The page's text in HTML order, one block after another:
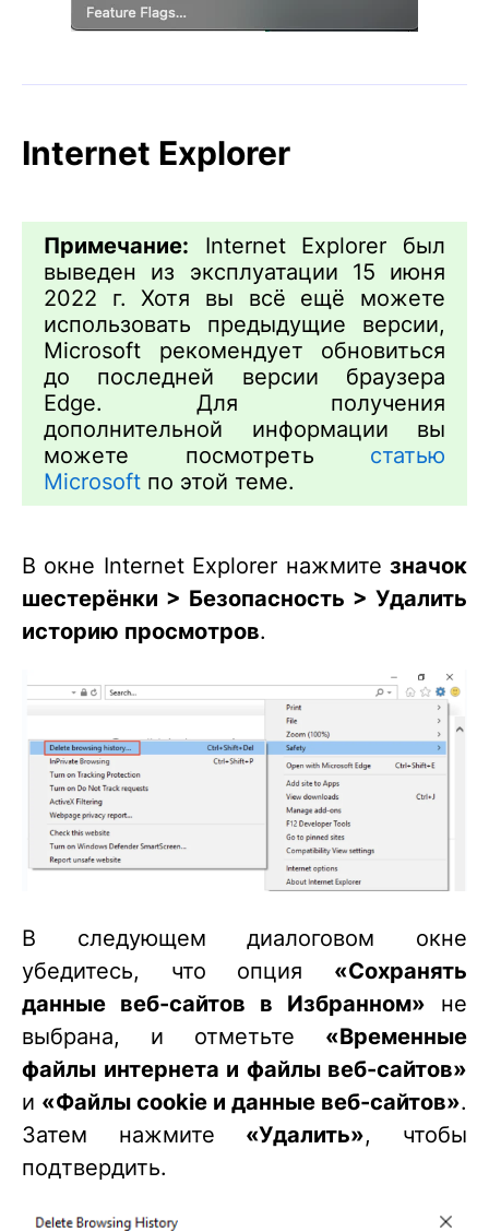
Internet Explorer
Примечание: Internet Explorer был
выведен из эксплуатации 15 июня
2022 г. Хотя вы всё ещё можете
использовать предыдущие версии,
Microsoft рекомендует обновиться
до последней версии браузера
Edge. Для получения
дополнительной информации вы
можете посмотреть статью
Microsoft по этой теме.
В окне Internet Explorer нажмите значок
шестерёнки > Безопасность > Удалить
историю просмотров.
В следующем диалоговом окне
убедитесь, что опция «Сохранять
данные веб-сайтов в Избранном» не
выбрана, и отметьте «Временные
файлы интернета и файлы веб-сайтов»
и «Файлы cookie и данные веб-сайтов».
Затем нажмите «Удалить», чтобы
подтвердить.